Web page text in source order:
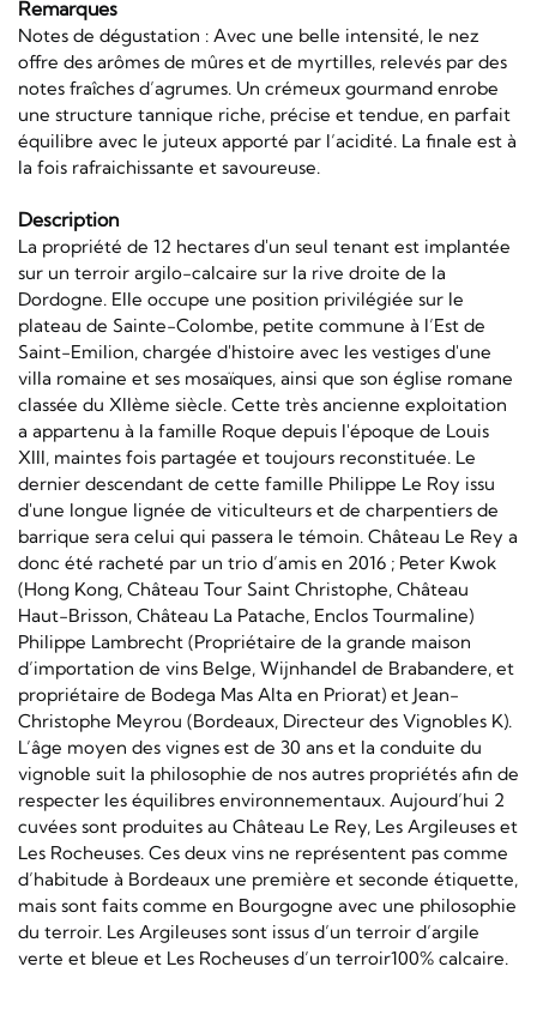
Remarques
Notes de dégustation : Avec une belle intensité, le nez
offre des arômes de mûres et de myrtilles, relevés par des
notes fraîches d’agrumes. Un crémeux gourmand enrobe
une structure tannique riche, précise et tendue, en parfait
équilibre avec le juteux apporté par l’acidité. La finale est à
la fois rafraichissante et savoureuse.
Description
La propriété de 12 hectares d'un seul tenant est implantée
sur un terroir argilo-calcaire sur la rive droite de la
Dordogne. Elle occupe une position privilégiée sur le
plateau de Sainte-Colombe, petite commune à l’Est de
Saint-Emilion, chargée d'histoire avec les vestiges d'une
villa romaine et ses mosaïques, ainsi que son église romane
classée du XIIème siècle. Cette très ancienne exploitation
a appartenu à la famille Roque depuis l'époque de Louis
XIII, maintes fois partagée et toujours reconstituée. Le
dernier descendant de cette famille Philippe Le Roy issu
d'une longue lignée de viticulteurs et de charpentiers de
barrique sera celui qui passera le témoin. Château Le Rey a
donc été racheté par un trio d’amis en 2016 ; Peter Kwok
(Hong Kong, Château Tour Saint Christophe, Château
Haut-Brisson, Château La Patache, Enclos Tourmaline)
Philippe Lambrecht (Propriétaire de la grande maison
d’importation de vins Belge, Wijnhandel de Brabandere, et
propriétaire de Bodega Mas Alta en Priorat) et Jean-
Christophe Meyrou (Bordeaux, Directeur des Vignobles K).
L’âge moyen des vignes est de 30 ans et la conduite du
vignoble suit la philosophie de nos autres propriétés afin de
respecter les équilibres environnementaux. Aujourd’hui 2
cuvées sont produites au Château Le Rey, Les Argileuses et
Les Rocheuses. Ces deux vins ne représentent pas comme
d’habitude à Bordeaux une première et seconde étiquette,
mais sont faits comme en Bourgogne avec une philosophie
du terroir. Les Argileuses sont issus d’un terroir d’argile
verte et bleue et Les Rocheuses d’un terroir100% calcaire.